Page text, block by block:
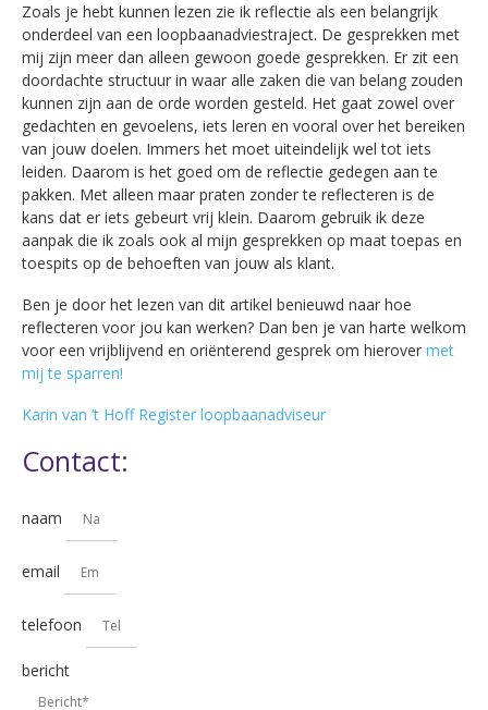
Zoals je hebt kunnen lezen zie ik reflectie als een belangrijk
onderdeel van een loopbaanadviestraject. De gesprekken met
mij zijn meer dan alleen gewoon goede gesprekken. Er zit een
doordachte structuur in waar alle zaken die van belang zouden
kunnen zijn aan de orde worden gesteld. Het gaat zowel over
gedachten en gevoelens, iets leren en vooral over het bereiken
van jouw doelen. Immers het moet uiteindelijk wel tot iets
leiden. Daarom is het goed om de reflectie gedegen aan te
pakken. Met alleen maar praten zonder te reflecteren is de
kans dat er iets gebeurt vrij klein. Daarom gebruik ik deze
aanpak die ik zoals ook al mijn gesprekken op maat toepas en
toespits op de behoeften van jouw als klant.
Ben je door het lezen van dit artikel benieuwd naar hoe
reflecteren voor jou kan werken? Dan ben je van harte welkom
voor een vrijblijvend en oriënterend gesprek om hierover met
mij te sparren!
Karin van ’t Hoff Register loopbaanadviseur
Contact:
naam
email
telefoon
bericht